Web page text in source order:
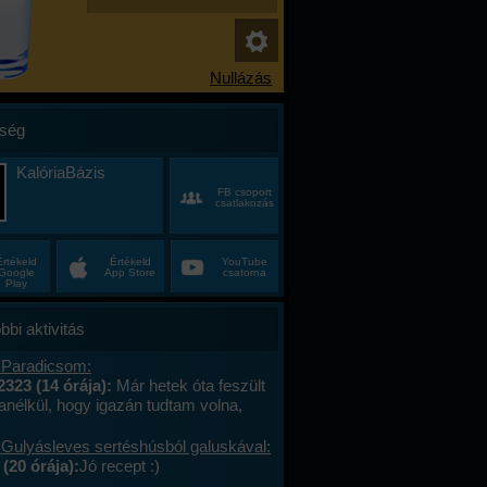
KalóriaBázis
FB csoport
csatlakozás
Play
Értékeld
App Store
YouTube
csatorna
aktivitás
(14 órája): Már hetek óta feszült
hogy igazán tudtam volna,
éveim közepén egyszer csak
minden, ami régen izgalmas
sertéshúsból galuskával:
órája):Jó recept :)